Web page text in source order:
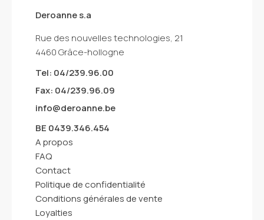
Deroanne s.a
Rue des nouvelles technologies, 21
4460 Grâce-hollogne
Tel: 04/239.96.00
Fax: 04/239.96.09
info@deroanne.be
BE 0439.346.454
A propos
FAQ
Contact
Politique de confidentialité
Conditions générales de vente
Loyalties